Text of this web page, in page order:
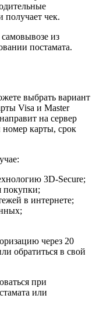
получает чек.
из
постамата.
выбрать вариант
Visa и Master
на сервер
карты, срок
3D-Secure;
покупки;
в интернете;
через 20
обратиться в свой
при
или